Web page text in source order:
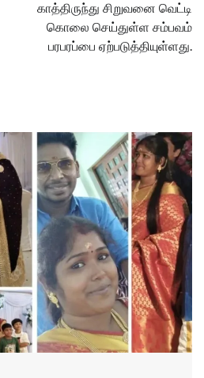
காத்திருந்து சிறுவனை வெட்டி
கொலை செய்துள்ள சம்பவம்
பரபரப்பை ஏற்படுத்தியுள்ளது.